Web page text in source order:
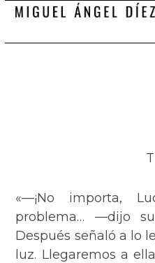
Skip
content
Abrir
Cerrar
«—¡No importa,
problema… —dijo
Después señaló a lo
luz. Llegaremos a